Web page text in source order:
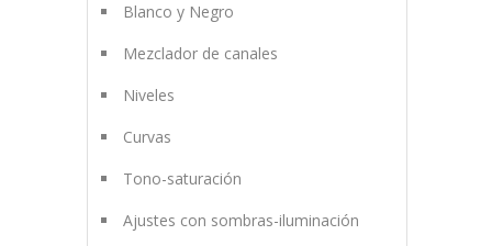
Blanco y Negro
Mezclador de canales
Niveles
Curvas
Tono-saturación
Ajustes con sombras-iluminación